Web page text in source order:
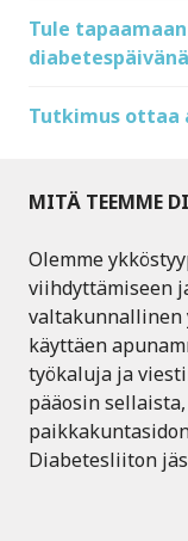
Tule
Tutkimus ottaa
MITÄ TEEMME
Olemme
viihdyttämiseen
valtakunnallinen
käyttäen
työkaluja ja
pääosin
Diabetesliiton